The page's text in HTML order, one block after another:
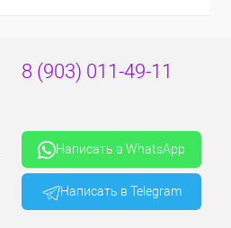
8 (903) 011-49-11
Написать в WhatsApp
Написать в Telegram